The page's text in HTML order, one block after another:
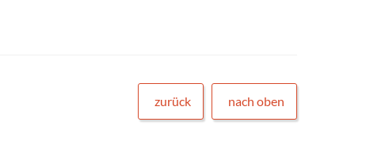
zurück nach oben